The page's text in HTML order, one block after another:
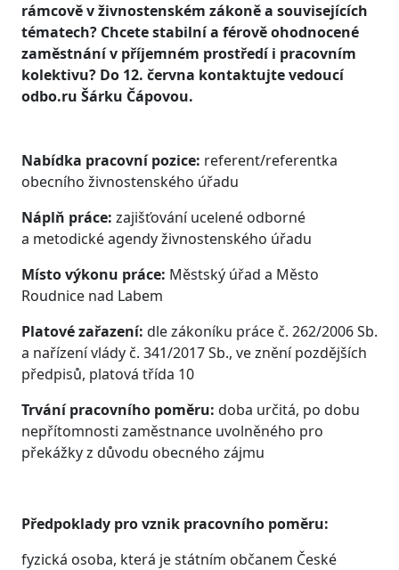
rámcově v živnostenském zákoně a souvisejících
tématech? Chcete stabilní a férově ohodnocené
zaměstnání v příjemném prostředí i pracovním
kolektivu? Do 12. června kontaktujte vedoucí
odbo.ru Šárku Čápovou.
Nabídka pracovní pozice: referent/referentka
obecního živnostenského úřadu
Náplň práce: zajišťování ucelené odborné
a metodické agendy živnostenského úřadu
Místo výkonu práce: Městský úřad a Město
Roudnice nad Labem
Platové zařazení: dle zákoníku práce č. 262/2006 Sb.
a nařízení vlády č. 341/2017 Sb., ve znění pozdějších
předpisů, platová třída 10
Trvání pracovního poměru: doba určitá, po dobu
nepřítomnosti zaměstnance uvolněného pro
překážky z důvodu obecného zájmu
Předpoklady pro vznik pracovního poměru:
fyzická osoba, která je státním občanem České